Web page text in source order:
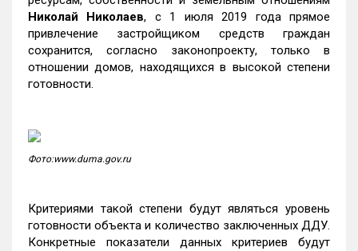
Николай Николаев, с 1 июля 2019 года прямое
привлечение застройщиком средств граждан
сохранится, согласно законопроекту, только в
отношении домов, находящихся в высокой степени
готовности.
Фото:www.duma.gov.ru
Критериями такой степени будут являться уровень
готовности объекта и количество заключенных ДДУ.
Конкретные показатели данных критериев будут